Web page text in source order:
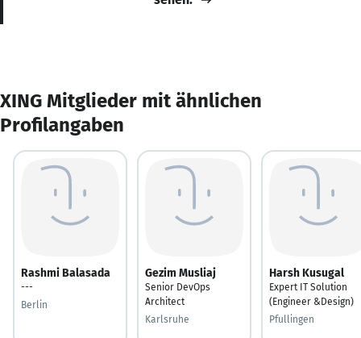
XING Mitglieder mit ähnlichen
Profilangaben
Rashmi Balasada
---
Berlin
Gezim Musliaj
Senior DevOps
Architect
Karlsruhe
Harsh Kusugal
Expert IT Solution
(Engineer &Design)
Pfullingen